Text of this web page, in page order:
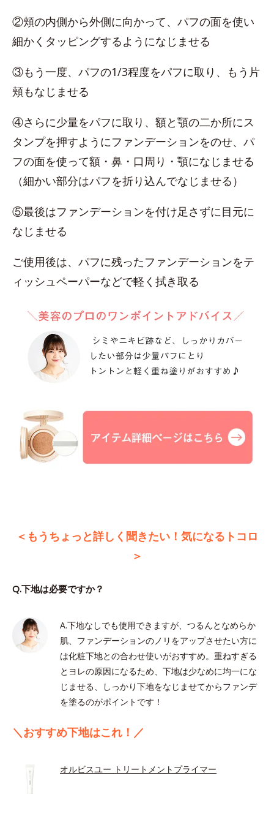
②頬の内側から外側に向かって、パフの面を使い
細かくタッピングするようになじませる
③もう一度、パフの1/3程度をパフに取り、もう片
頬もなじませる
④さらに少量をパフに取り、額と顎の二か所にス
タンプを押すようにファンデーションをのせ、パ
フの面を使って額・鼻・口周り・顎になじませる
（細かい部分はパフを折り込んでなじませる）
⑤最後はファンデーションを付け足さずに目元に
なじませる
ご使用後は、パフに残ったファンデーションをテ
ィッシュペーパーなどで軽く拭き取る
＜もうちょっと詳しく聞きたい！気になるトコロ
＞
Q.下地は必要ですか？
A.下地なしでも使用できますが、つるんとなめらか
肌、ファンデーションのノリをアップさせたい方に
は化粧下地との合わせ使いがおすすめ。重ねすぎる
とヨレの原因になるため、下地は少なめに均一にな
じませる、しっかり下地をなじませてからファンデ
を塗るのがポイントです！
＼おすすめ下地はこれ！／
オルビスユー トリートメントプライマー